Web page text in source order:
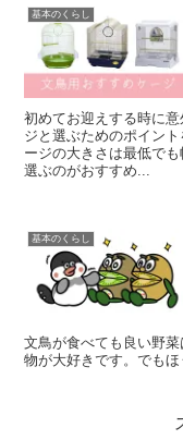
基本のくらし
初めてお迎えする時に
ジと選ぶためのポイン
ージの大きさは最低で
選ぶのがおすすめ...
基本のくらし
文鳥が食べても良い野
物が大好きです。でもほ